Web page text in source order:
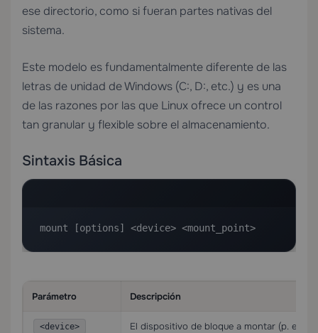
ese directorio, como si fueran partes nativas del
sistema.
Este modelo es fundamentalmente diferente de las
letras de unidad de Windows (C:, D:, etc.) y es una
de las razones por las que Linux ofrece un control
tan granular y flexible sobre el almacenamiento.
Sintaxis Básica
mount [options] <device> <mount_point>
Parámetro Descripción
<device> El dispositivo de bloque a montar (p. ej.,